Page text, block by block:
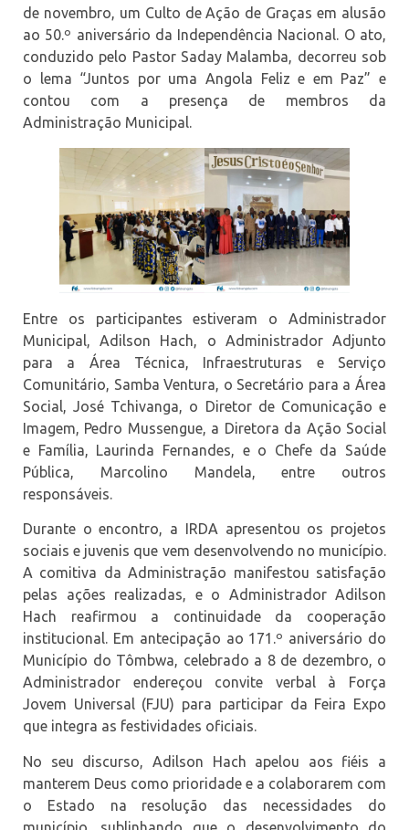
de novembro, um Culto de Ação de Graças em alusão
ao 50.º aniversário da Independência Nacional. O ato,
conduzido pelo Pastor Saday Malamba, decorreu sob
o lema “Juntos por uma Angola Feliz e em Paz” e
contou com a presença de membros da
Administração Municipal.
Entre os participantes estiveram o Administrador
Municipal, Adilson Hach, o Administrador Adjunto
para a Área Técnica, Infraestruturas e Serviço
Comunitário, Samba Ventura, o Secretário para a Área
Social, José Tchivanga, o Diretor de Comunicação e
Imagem, Pedro Mussengue, a Diretora da Ação Social
e Família, Laurinda Fernandes, e o Chefe da Saúde
Pública, Marcolino Mandela, entre outros
responsáveis.
Durante o encontro, a IRDA apresentou os projetos
sociais e juvenis que vem desenvolvendo no município.
A comitiva da Administração manifestou satisfação
pelas ações realizadas, e o Administrador Adilson
Hach reafirmou a continuidade da cooperação
institucional. Em antecipação ao 171.º aniversário do
Município do Tômbwa, celebrado a 8 de dezembro, o
Administrador endereçou convite verbal à Força
Jovem Universal (FJU) para participar da Feira Expo
que integra as festividades oficiais.
No seu discurso, Adilson Hach apelou aos fiéis a
manterem Deus como prioridade e a colaborarem com
o Estado na resolução das necessidades do